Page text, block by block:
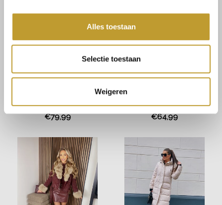
Alles toestaan
Selectie toestaan
Weigeren
€79,99 €64,99